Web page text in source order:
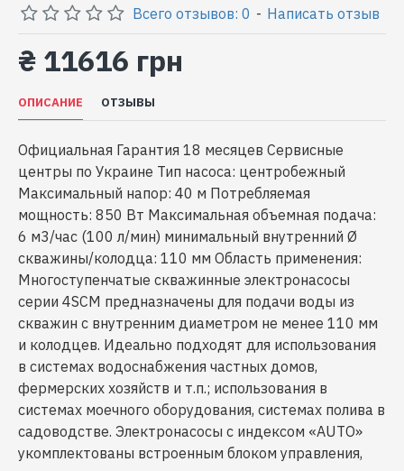
Всего отзывов: 0 - Написать отзыв
₴ 11616 грн
ОПИСАНИЕ ОТЗЫВЫ
Официальная Гарантия 18 месяцев Сервисные
центры по Украине Тип насоса: центробежный
Максимальный напор: 40 м Потребляемая
мощность: 850 Вт Максимальная объемная подача:
6 м3/час (100 л/мин) минимальный внутренний Ø
скважины/колодца: 110 мм Область применения:
Многоступенчатые скважинные электронасосы
серии 4SCM предназначены для подачи воды из
скважин с внутренним диаметром не менее 110 мм
и колодцев. Идеально подходят для использования
в системах водоснабжения частных домов,
фермерских хозяйств и т.п.; использования в
системах моечного оборудования, системах полива в
садоводстве. Электронасосы с индексом «AUTO»
укомплектованы встроенным блоком управления,